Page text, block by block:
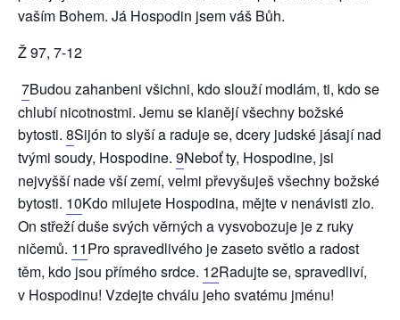
vaším Bohem. Já Hospodin jsem váš Bůh.
Ž 97, 7-12
7Budou zahanbeni všichni, kdo slouží modlám, ti, kdo se
chlubí nicotnostmi. Jemu se klanějí všechny božské
bytosti. 8Sijón to slyší a raduje se, dcery judské jásají nad
tvými soudy, Hospodine. 9Neboť ty, Hospodine, jsi
nejvyšší nade vší zemí, velmi převyšuješ všechny božské
bytosti. 10Kdo milujete Hospodina, mějte v nenávisti zlo.
On střeží duše svých věrných a vysvobozuje je z ruky
ničemů. 11Pro spravedlivého je zaseto světlo a radost
těm, kdo jsou přímého srdce. 12Radujte se, spravedliví,
v Hospodinu! Vzdejte chválu jeho svatému jménu!